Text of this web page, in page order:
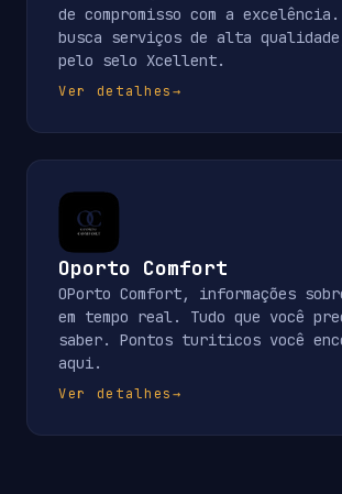
de compromisso com a
busca serviços de alta
pelo selo Xcellent.
Ver detalhes→
Oporto Comfort
OPorto Comfort, informações
em tempo real. Tudo que você
saber. Pontos turiticos você
aqui.
Ver detalhes→